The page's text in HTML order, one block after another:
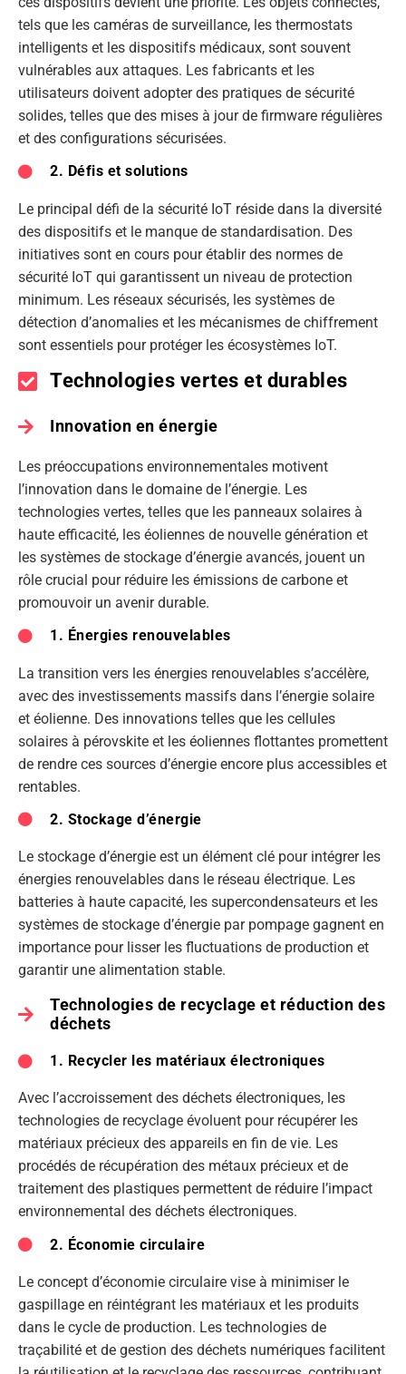
tels que les caméras de surveillance, les thermostats
intelligents et les dispositifs médicaux, sont souvent
vulnérables aux attaques. Les fabricants et les
utilisateurs doivent adopter des pratiques de sécurité
solides, telles que des mises à jour de firmware régulières
et des configurations sécurisées.
2. Défis et solutions
Le principal défi de la sécurité IoT réside dans la diversité
des dispositifs et le manque de standardisation. Des
initiatives sont en cours pour établir des normes de
sécurité IoT qui garantissent un niveau de protection
minimum. Les réseaux sécurisés, les systèmes de
détection d’anomalies et les mécanismes de chiffrement
sont essentiels pour protéger les écosystèmes IoT.
Technologies vertes et durables
Innovation en énergie
Les préoccupations environnementales motivent
l’innovation dans le domaine de l’énergie. Les
technologies vertes, telles que les panneaux solaires à
haute efficacité, les éoliennes de nouvelle génération et
les systèmes de stockage d’énergie avancés, jouent un
rôle crucial pour réduire les émissions de carbone et
promouvoir un avenir durable.
1. Énergies renouvelables
La transition vers les énergies renouvelables s’accélère,
avec des investissements massifs dans l’énergie solaire
et éolienne. Des innovations telles que les cellules
solaires à pérovskite et les éoliennes flottantes promettent
de rendre ces sources d’énergie encore plus accessibles et
rentables.
2. Stockage d’énergie
Le stockage d’énergie est un élément clé pour intégrer les
énergies renouvelables dans le réseau électrique. Les
batteries à haute capacité, les supercondensateurs et les
systèmes de stockage d’énergie par pompage gagnent en
importance pour lisser les fluctuations de production et
garantir une alimentation stable.
Technologies de recyclage et réduction des
déchets
1. Recycler les matériaux électroniques
Avec l’accroissement des déchets électroniques, les
technologies de recyclage évoluent pour récupérer les
matériaux précieux des appareils en fin de vie. Les
procédés de récupération des métaux précieux et de
traitement des plastiques permettent de réduire l’impact
environnemental des déchets électroniques.
2. Économie circulaire
Le concept d’économie circulaire vise à minimiser le
gaspillage en réintégrant les matériaux et les produits
dans le cycle de production. Les technologies de
traçabilité et de gestion des déchets numériques facilitent